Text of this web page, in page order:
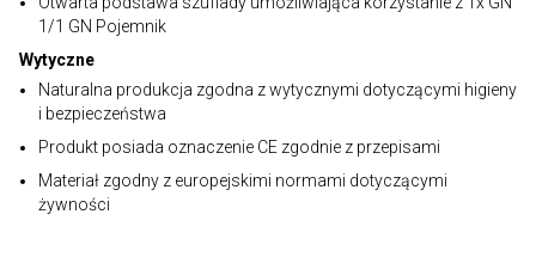
1/1 GN Pojemnik
Wytyczne
Naturalna produkcja zgodna z wytycznymi dotyczącymi higieny
i bezpieczeństwa
Produkt posiada oznaczenie CE zgodnie z przepisami
Materiał zgodny z europejskimi normami dotyczącymi
żywności